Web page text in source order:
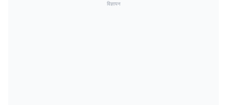
विज्ञापन